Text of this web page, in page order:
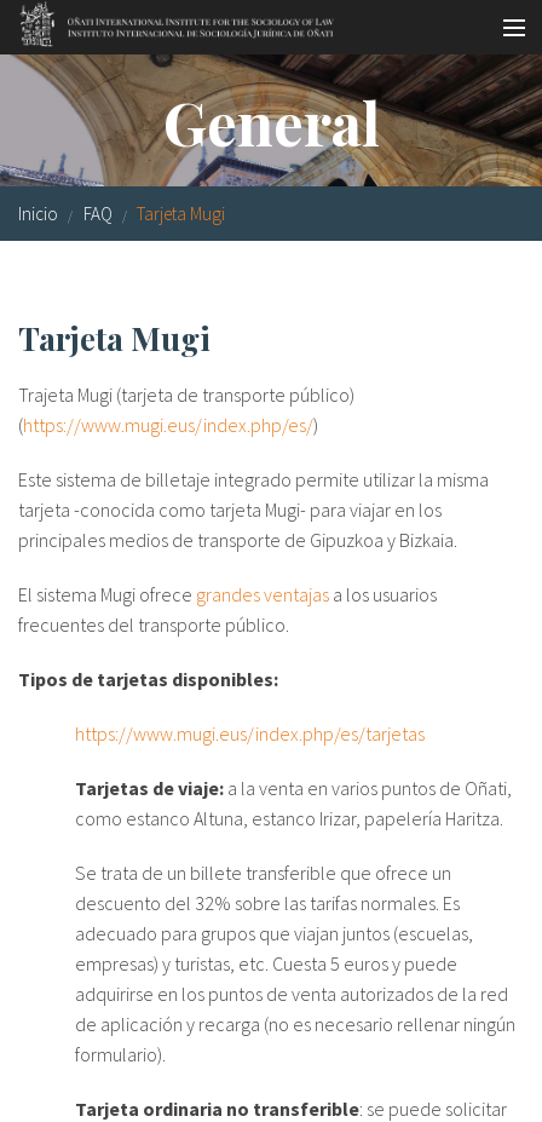
Pasar al contenido principal
Master oficial
Workshops
Visitas
Biblioteca
Sociología jurídica
Becas
Equipo
Sobre el IISJ
Calendario
Galería de fotos
General
Inicio FAQ Tarjeta Mugi
Tarjeta Mugi
Trajeta Mugi (tarjeta de transporte público)
(https://www.mugi.eus/index.php/es/)
Este sistema de billetaje integrado permite utilizar la misma
tarjeta -conocida como tarjeta Mugi- para viajar en los
principales medios de transporte de Gipuzkoa y Bizkaia.
El sistema Mugi ofrece grandes ventajas a los usuarios
frecuentes del transporte público.
Tipos de tarjetas disponibles:
https://www.mugi.eus/index.php/es/tarjetas
Tarjetas de viaje: a la venta en varios puntos de Oñati,
como estanco Altuna, estanco Irizar, papelería Haritza.
Se trata de un billete transferible que ofrece un
descuento del 32% sobre las tarifas normales. Es
adecuado para grupos que viajan juntos (escuelas,
empresas) y turistas, etc. Cuesta 5 euros y puede
adquirirse en los puntos de venta autorizados de la red
de aplicación y recarga (no es necesario rellenar ningún
formulario).
Tarjeta ordinaria no transferible: se puede solicitar